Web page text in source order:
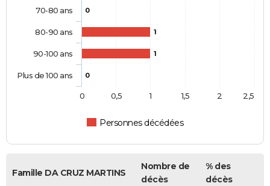
0
1
1
0
Personnes décédées
70-80 ans
80-90 ans
90-100 ans
Plus de 100 ans
0 0,5 1 1,5 2 2,5
Famille DA CRUZ MARTINS
Nombre de
décès
% des
décès